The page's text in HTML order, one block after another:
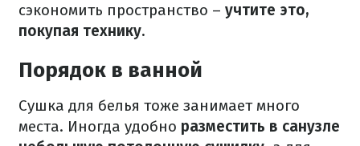
сэкономить пространство – учтите это,
покупая технику.
Порядок в ванной
Сушка для белья тоже занимает много
места. Иногда удобно разместить в санузле